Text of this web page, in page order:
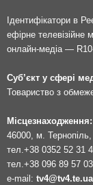
Ідентифікатори в
ефірне
онлайн-медіа —
Суб’єкт у сфері
Товариство з
Місцезнаходження:
46000, м.
тел.+38 0352 52 31
тел.+38 096 89 57
e-mail: tv4@tv4.te.ua